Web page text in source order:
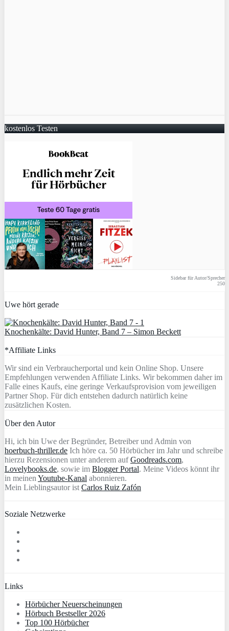
kostenlos Testen
Sidebar für Autor/Sprecher
250
Uwe hört gerade
Knochenkälte: David Hunter, Band 7 – Simon Beckett
*Affiliate Links
Wir sind ein Verbraucherportal und kein Online Shop. Unsere
Empfehlungen verwenden Affiliate Links. Wir bekommen daher im
Falle eines Kaufs, eine geringe Verkaufsprovision vom jeweiligen
Partner Shop. Für dich entstehen dadurch natürlich keine
zusätzlichen Kosten.
Über den Autor
Hi, ich bin Uwe der Begründer, Betreiber und Admin von
hoerbuch-thriller.de Ich höre ca. 50 Hörbücher im Jahr und schreibe
hierzu Rezensionen unter anderem aufGoodreads.com,
Lovelybooks.de, sowie im Blogger Portal. Meine Videos könnt ihr
in meinen Youtube-Kanal abonnieren.
Mein Lieblingsautor ist Carlos Ruiz Zafón
Soziale Netzwerke
Links
Hörbücher Neuerscheinungen
Hörbuch Bestseller 2026
Top 100 Hörbücher